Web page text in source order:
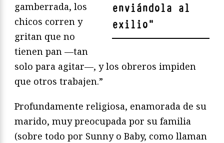
enviándola al
exilio"
gamberrada, los
chicos corren y
gritan que no
tienen pan —tan
solo para agitar—, y los obreros impiden
que otros trabajen.”
Profundamente religiosa, enamorada de su
marido, muy preocupada por su familia
(sobre todo por Sunny o Baby, como llaman